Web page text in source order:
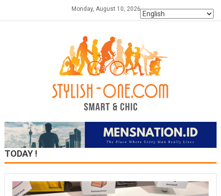
Monday, August 10, 2026
TODAY !